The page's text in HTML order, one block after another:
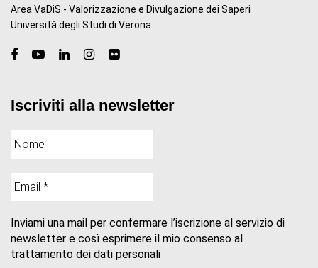
Area VaDiS - Valorizzazione e Divulgazione dei Saperi
Università degli Studi di Verona
Iscriviti alla newsletter
Inviami una mail per confermare l’iscrizione al servizio di
newsletter e così esprimere il mio consenso al
trattamento dei dati personali